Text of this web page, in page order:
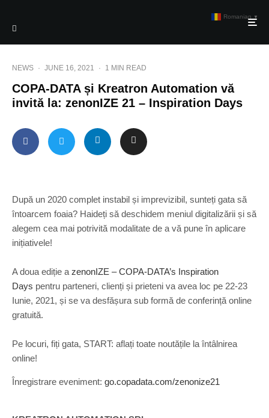
NEWS · JUNE 16, 2021 · 1 MIN READ
COPA-DATA și Kreatron Automation vă
invită la: zenonIZE 21 – Inspiration Days
După un 2020 complet instabil și imprevizibil, sunteți gata să
întoarcem foaia? Haideți să deschidem meniul digitalizării și să
alegem cea mai potrivită modalitate de a vă pune în aplicare
inițiativele!
A doua ediție a zenonIZE – COPA-DATA’s Inspiration
Days pentru parteneri, clienți și prieteni va avea loc pe 22-23
Iunie, 2021, și se va desfășura sub formă de conferință online
gratuită.
Pe locuri, fiți gata, START: aflați toate noutățile la întâlnirea
online!
Înregistrare eveniment: go.copadata.com/zenonize21
Romanian ▼